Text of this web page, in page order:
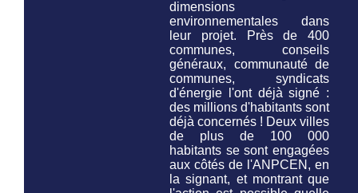
dimensions
environnementales dans
leur projet. Près de 400
communes, conseils
généraux, communauté de
communes, syndicats
d'énergie l'ont déjà signé :
des millions d'habitants sont
déjà concernés ! Deux villes
de plus de 100 000
habitants se sont engagées
aux côtés de l'ANPCEN, en
la signant, et montrant que